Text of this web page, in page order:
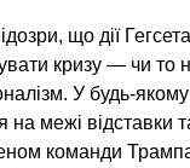
що дії
кризу — чи то
У будь-якому
межі відставки
команди